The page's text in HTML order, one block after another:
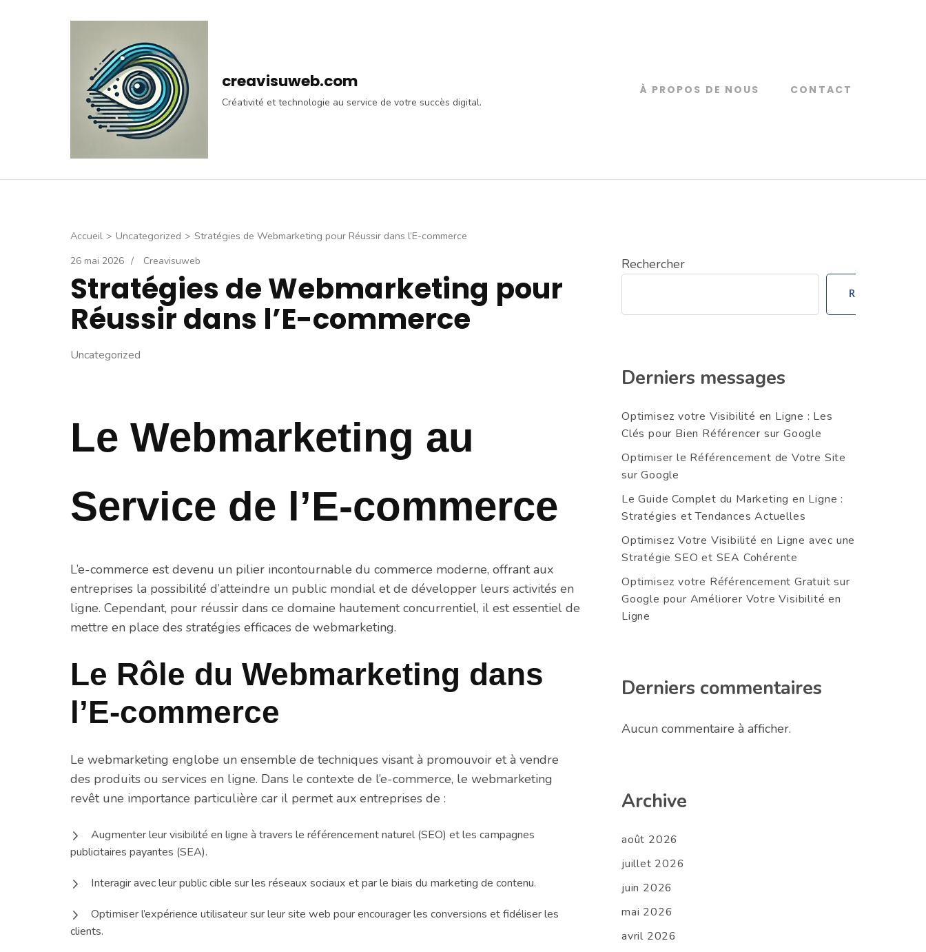
creavisuweb.com
Créativité et technologie au service de votre succès digital.
À PROPOS DE NOUS CONTACT
Accueil > Uncategorized > Stratégies de Webmarketing pour Réussir dans l’E-commerce
26 mai 2026 / Creavisuweb
Stratégies de Webmarketing pour
Réussir dans l’E-commerce
Uncategorized
Le Webmarketing au
Service de l’E-commerce
L’e-commerce est devenu un pilier incontournable du commerce moderne, offrant aux
entreprises la possibilité d’atteindre un public mondial et de développer leurs activités en
ligne. Cependant, pour réussir dans ce domaine hautement concurrentiel, il est essentiel de
mettre en place des stratégies efficaces de webmarketing.
Le Rôle du Webmarketing dans
l’E-commerce
Le webmarketing englobe un ensemble de techniques visant à promouvoir et à vendre
des produits ou services en ligne. Dans le contexte de l’e-commerce, le webmarketing
revêt une importance particulière car il permet aux entreprises de :
Augmenter leur visibilité en ligne à travers le référencement naturel (SEO) et les campagnes
publicitaires payantes (SEA).
Interagir avec leur public cible sur les réseaux sociaux et par le biais du marketing de contenu.
Optimiser l’expérience utilisateur sur leur site web pour encourager les conversions et fidéliser les
clients.
Rechercher
Rechercher
Derniers messages
Optimisez votre Visibilité en Ligne : Les
Clés pour Bien Référencer sur Google
Optimiser le Référencement de Votre Site
sur Google
Le Guide Complet du Marketing en Ligne :
Stratégies et Tendances Actuelles
Optimisez Votre Visibilité en Ligne avec une
Stratégie SEO et SEA Cohérente
Optimisez votre Référencement Gratuit sur
Google pour Améliorer Votre Visibilité en
Ligne
Derniers commentaires
Aucun commentaire à afficher.
Archive
août 2026
juillet 2026
juin 2026
mai 2026
avril 2026